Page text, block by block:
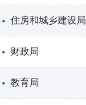
住房和城乡建设局
财政局
教育局